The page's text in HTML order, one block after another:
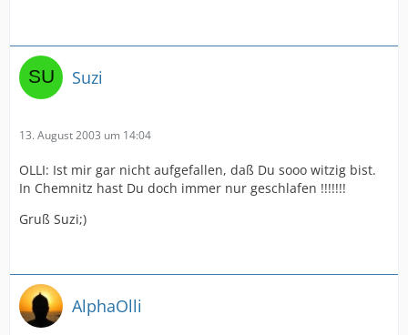
Suzi
13. August 2003 um 14:04
OLLI: Ist mir gar nicht aufgefallen, daß Du sooo witzig bist.
In Chemnitz hast Du doch immer nur geschlafen !!!!!!!
Gruß Suzi;)
AlphaOlli